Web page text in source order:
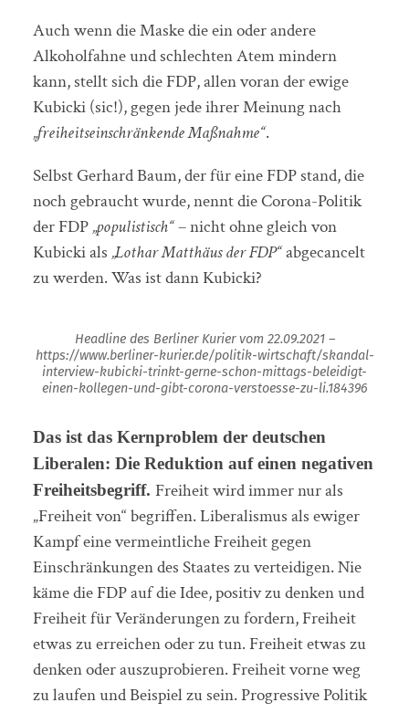
Auch wenn die Maske die ein oder andere
Alkoholfahne und schlechten Atem mindern
kann, stellt sich die FDP, allen voran der ewige
Kubicki (sic!), gegen jede ihrer Meinung nach
„freiheitseinschränkende Maßnahme“.
Selbst Gerhard Baum, der für eine FDP stand, die
noch gebraucht wurde, nennt die Corona-Politik
der FDP „populistisch“– nicht ohne gleich von
Kubicki als „Lothar Matthäus der FDP“abgecancelt
zu werden. Was ist dann Kubicki?
Headline des Berliner Kurier vom 22.09.2021 –
https://www.berliner-kurier.de/politik-wirtschaft/skandal-
interview-kubicki-trinkt-gerne-schon-mittags-beleidigt-
einen-kollegen-und-gibt-corona-verstoesse-zu-li.184396
Das ist das Kernproblem der deutschen
Liberalen: Die Reduktion auf einen negativen
Freiheitsbegriff. Freiheit wird immer nur als
„Freiheit von“ begriffen. Liberalismus als ewiger
Kampf eine vermeintliche Freiheit gegen
Einschränkungen des Staates zu verteidigen. Nie
käme die FDP auf die Idee, positiv zu denken und
Freiheit für Veränderungen zu fordern, Freiheit
etwas zu erreichen oder zu tun. Freiheit etwas zu
denken oder auszuprobieren. Freiheit vorne weg
zu laufen und Beispiel zu sein. Progressive Politik